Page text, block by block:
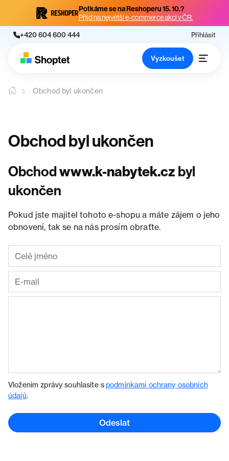
Potkáme se na Reshoperu 15. 10.?
Přijď na největší e-commerce akci v ČR.
+420 604 600 444 Přihlásit
Vyzkoušet
Obchod byl ukončen
Obchod byl ukončen
Obchodwww.k-nabytek.cz byl
ukončen
Pokud jste majitel tohoto e-shopu a máte zájem o jeho
obnovení, tak se na nás prosím obraťte.
Vložením zprávy souhlasíte spodmínkami ochrany osobních
údajů.
Odeslat